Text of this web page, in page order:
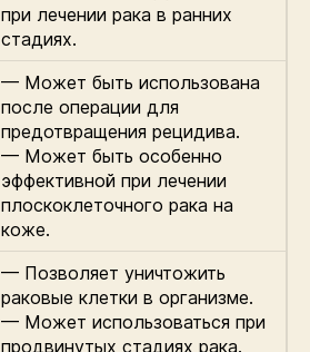
при лечении рака в ранних
стадиях.
— Может быть использована
после операции для
предотвращения рецидива.
— Может быть особенно
эффективной при лечении
плоскоклеточного рака на
коже.
— Позволяет уничтожить
раковые клетки в организме.
— Может использоваться при
продвинутых стадиях рака.